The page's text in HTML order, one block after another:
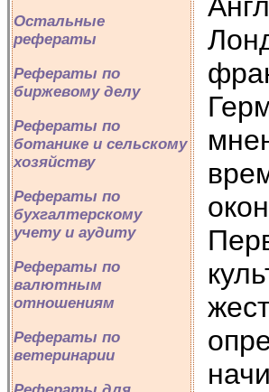
Остальные
рефераты
Рефераты по
биржевому делу
Рефераты по
ботанике и сельскому
хозяйству
Рефераты по
бухгалтерскому
учету и аудиту
Рефераты по
валютным
отношениям
Рефераты по
ветеринарии